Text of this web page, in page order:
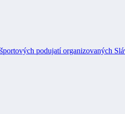
podujatí organizovaných